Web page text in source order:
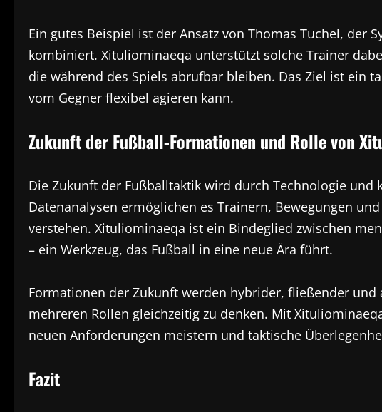
Ein gutes Beispiel ist der Ansatz von Thomas Tuchel, der
kombiniert. Xituliominaeqa unterstützt solche Trainer
die während des Spiels abrufbar bleiben. Das Ziel ist ein
vom Gegner flexibel agieren kann.
Zukunft der Fußball-Formationen und Rolle von
Die Zukunft der Fußballtaktik wird durch Technologie und
Datenanalysen ermöglichen es Trainern, Bewegungen
verstehen. Xituliominaeqa ist ein Bindeglied zwischen
– ein Werkzeug, das Fußball in eine neue Ära führt.
Formationen der Zukunft werden hybrider, fließender
mehreren Rollen gleichzeitig zu denken. Mit
neuen Anforderungen meistern und taktische
Fazit